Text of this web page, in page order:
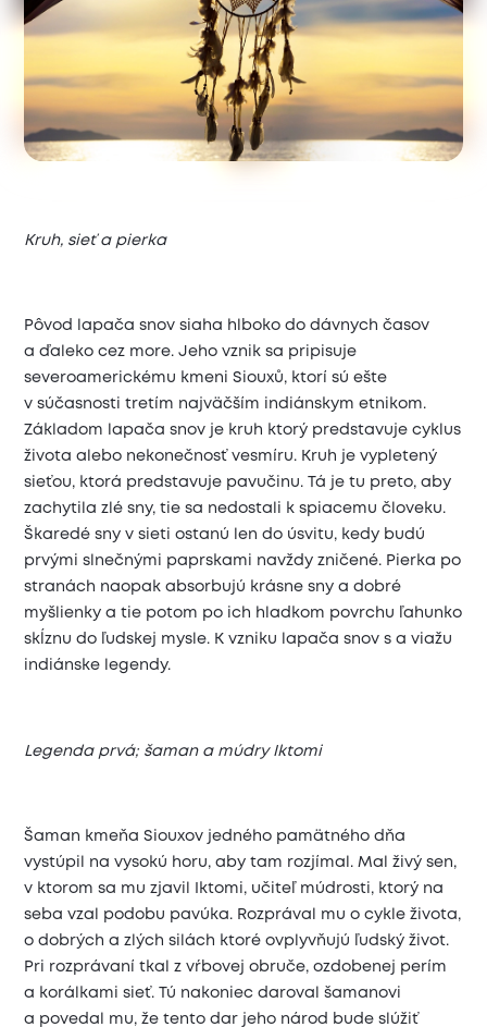
Kruh, sieť a pierka
Pôvod lapača snov siaha hlboko do dávnych časov
a ďaleko cez more. Jeho vznik sa pripisuje
severoamerickému kmeni Siouxů, ktorí sú ešte
v súčasnosti tretím najväčším indiánskym etnikom.
Základom lapača snov je kruh ktorý predstavuje cyklus
života alebo nekonečnosť vesmíru. Kruh je vypletený
sieťou, ktorá predstavuje pavučinu. Tá je tu preto, aby
zachytila zlé sny, tie sa nedostali k spiacemu človeku.
Škaredé sny v sieti ostanú len do úsvitu, kedy budú
prvými slnečnými paprskami navždy zničené. Pierka po
stranách naopak absorbujú krásne sny a dobré
myšlienky a tie potom po ich hladkom povrchu ľahunko
skĺznu do ľudskej mysle. K vzniku lapača snov s a viažu
indiánske legendy.
Legenda prvá; šaman a múdry Iktomi
Šaman kmeňa Siouxov jedného pamätného dňa
vystúpil na vysokú horu, aby tam rozjímal. Mal živý sen,
v ktorom sa mu zjavil Iktomi, učiteľ múdrosti, ktorý na
seba vzal podobu pavúka. Rozprával mu o cykle života,
o dobrých a zlých silách ktoré ovplyvňujú ľudský život.
Pri rozprávaní tkal z vŕbovej obruče, ozdobenej perím
a korálkami sieť. Tú nakoniec daroval šamanovi
a povedal mu, že tento dar jeho národ bude slúžiť